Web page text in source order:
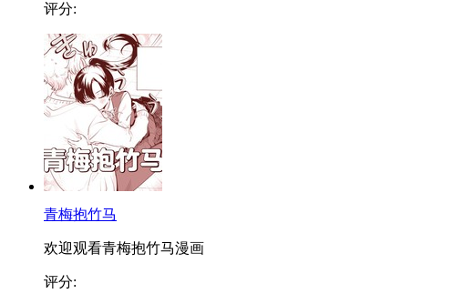
评分:
青梅抱竹马
欢迎观看青梅抱竹马漫画
评分: